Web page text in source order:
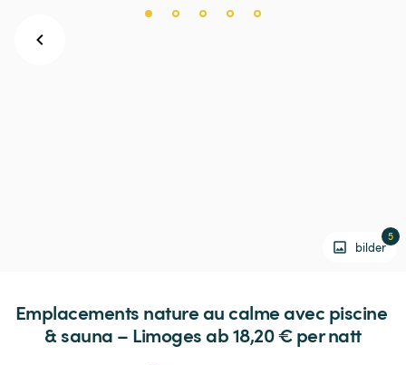
bilder
5
Emplacements natureaucalmeavec piscine
& sauna – Limoges ab 18,20 € per natt